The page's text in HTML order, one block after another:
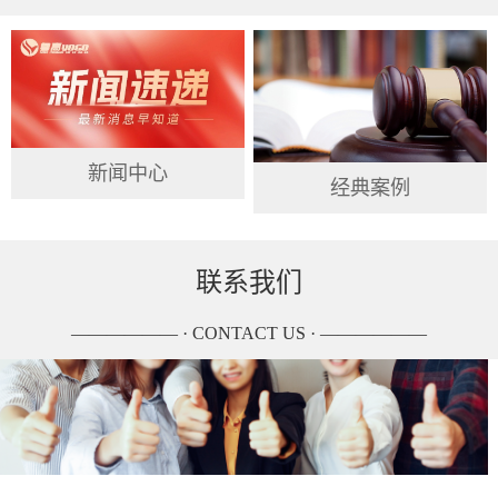
新闻中心
经典案例
联系我们
—————— · CONTACT US · ——————